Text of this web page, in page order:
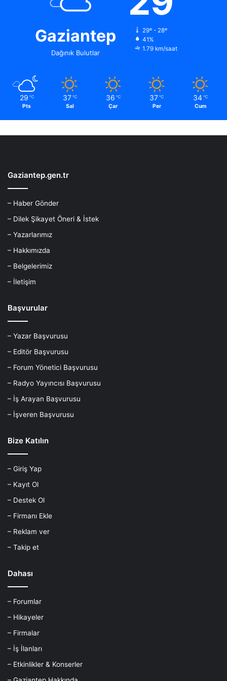
Gaziantep
Dağınık Bulutlar
29º - 28º
41%
1.79 km/saat
29 ℃
Pts
37 ℃
Sal
36 ℃
Çar
37 ℃
Per
34 ℃
Cum
Gaziantep.gen.tr
– Haber Gönder
– Dilek Şikayet Öneri & İstek
– Yazarlarımız
– Hakkımızda
– Belgelerimiz
– İletişim
Başvurular
– Yazar Başvurusu
– Editör Başvurusu
– Forum Yönetici Başvurusu
– Radyo Yayıncısı Başvurusu
– İş Arayan Başvurusu
– İşveren Başvurusu
Bize Katılın
– Giriş Yap
– Kayıt Ol
– Destek Ol
– Firmanı Ekle
– Reklam ver
– Takip et
Dahası
– Forumlar
– Hikayeler
– Firmalar
– İş İlanları
– Etkinlikler & Konserler